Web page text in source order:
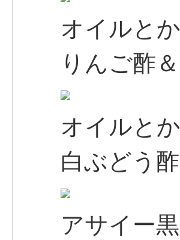
オイルと
りんご酢
オイルと
白ぶどう
アサイー